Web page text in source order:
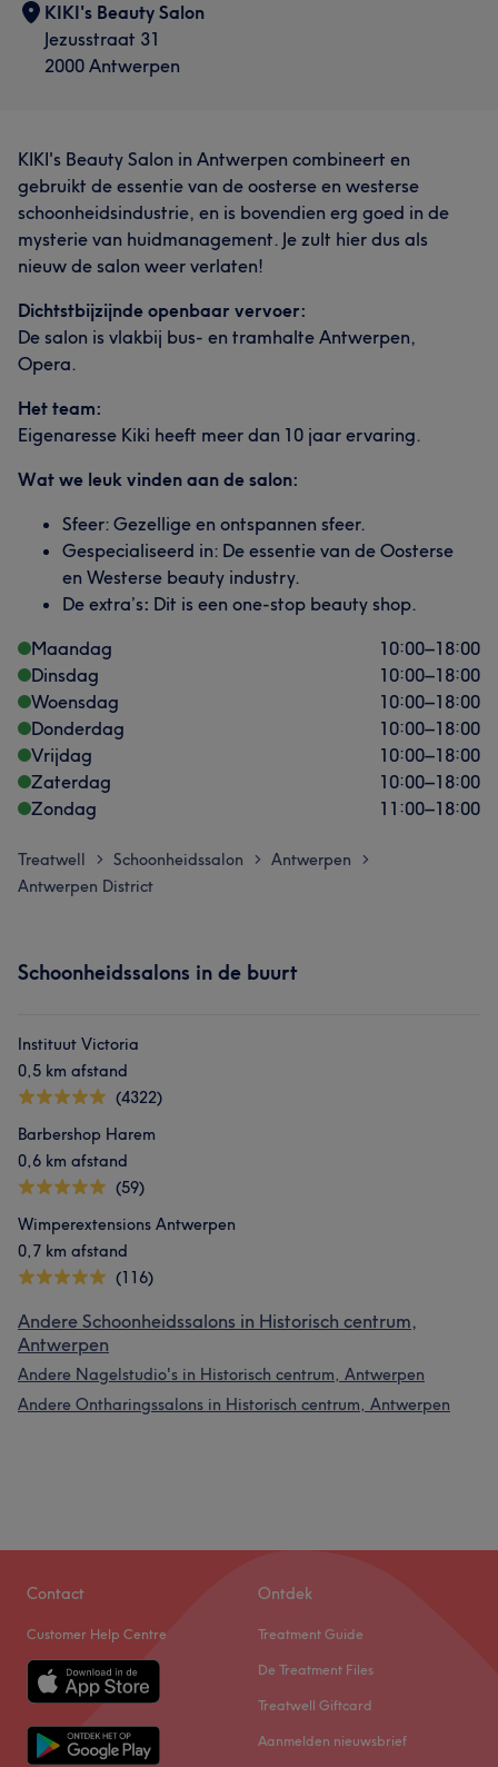
KIKI's Beauty Salon
Jezusstraat 31
2000 Antwerpen
KIKI's Beauty Salon in Antwerpen combineert en
gebruikt de essentie van de oosterse en westerse
schoonheidsindustrie, en is bovendien erg goed in de
mysterie van huidmanagement. Je zult hier dus als
nieuw de salon weer verlaten!
Dichtstbijzijnde openbaar vervoer:
De salon is vlakbij bus- en tramhalte Antwerpen,
Opera.
Het team:
Eigenaresse Kiki heeft meer dan 10 jaar ervaring.
Wat we leuk vinden aan de salon:
Sfeer: Gezellige en ontspannen sfeer.
Gespecialiseerd in: De essentie van de Oosterse
en Westerse beauty industry.
De extra’s: Dit is een one-stop beauty shop.
Maandag
10:00–18:00
Dinsdag
10:00–18:00
Woensdag
10:00–18:00
Donderdag
10:00–18:00
Vrijdag
10:00–18:00
Zaterdag
10:00–18:00
Zondag
11:00–18:00
Treatwell > Schoonheidssalon > Antwerpen >
Antwerpen District
Schoonheidssalons in de buurt
Instituut Victoria
0,5 km afstand
(4322)
Barbershop Harem
0,6 km afstand
(59)
Wimperextensions Antwerpen
0,7 km afstand
(116)
Andere Schoonheidssalons in Historisch centrum,
Antwerpen
Andere Nagelstudio's in Historisch centrum, Antwerpen
Andere Ontharingssalons in Historisch centrum, Antwerpen
Contact
Customer Help Centre
Ontdek
Treatment Guide
De Treatment Files
Treatwell Giftcard
Aanmelden nieuwsbrief